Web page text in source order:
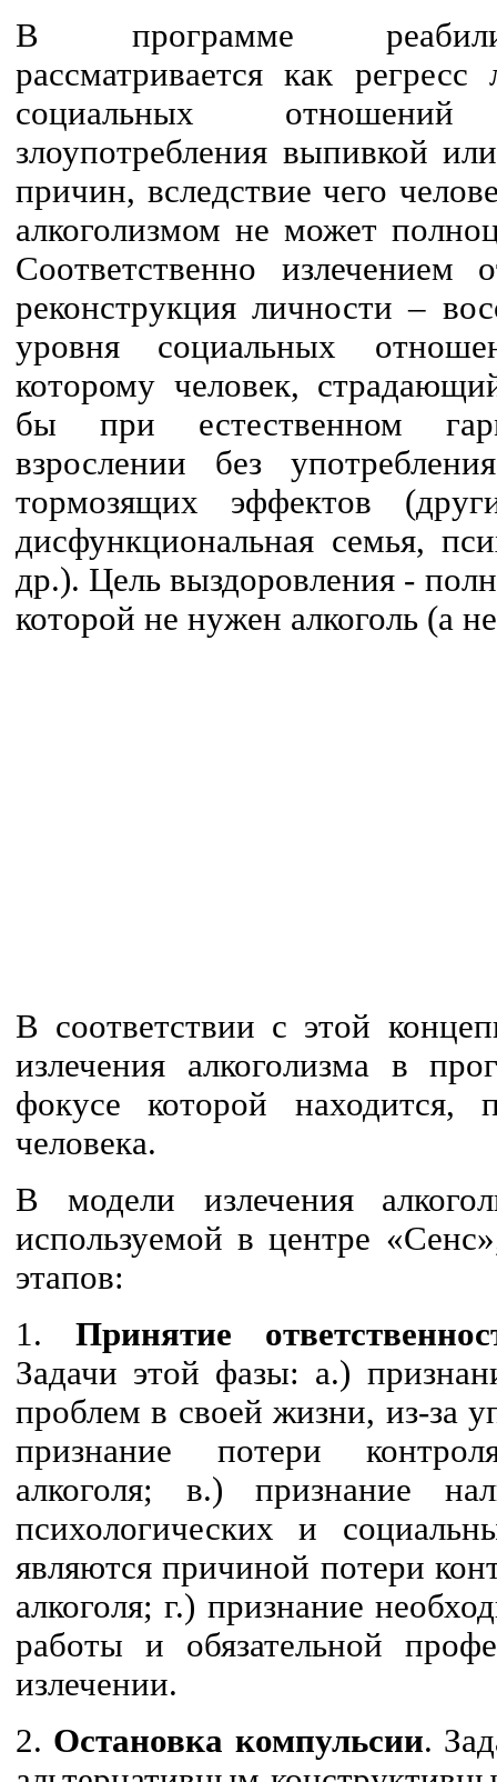
В программе
рассматривается как
социальных
злоупотребления выпивкой
причин, вследствие чего
алкоголизмом не может
Соответственно излечением
реконструкция личности –
уровня социальных
которому человек,
бы при естественном
взрослении без
тормозящих эффектов
дисфункциональная семья,
др.). Цель выздоровления -
которой не нужен алкоголь (а
В соответствии с этой
излечения алкоголизма в
фокусе которой находится,
человека.
В модели излечения
используемой в центре
этапов:
1. Принятие
Задачи этой фазы: а.)
проблем в своей жизни, из-за
признание потери
алкоголя; в.) признание
психологических и
являются причиной потери
алкоголя; г.) признание
работы и обязательной
излечении.
2. Остановка компульсии.